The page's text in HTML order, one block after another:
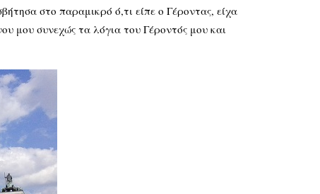
στο παραμικρό ό,τι είπε ο Γέροντας, είχα
μου συνεχώς τα λόγια του Γέροντός μου και